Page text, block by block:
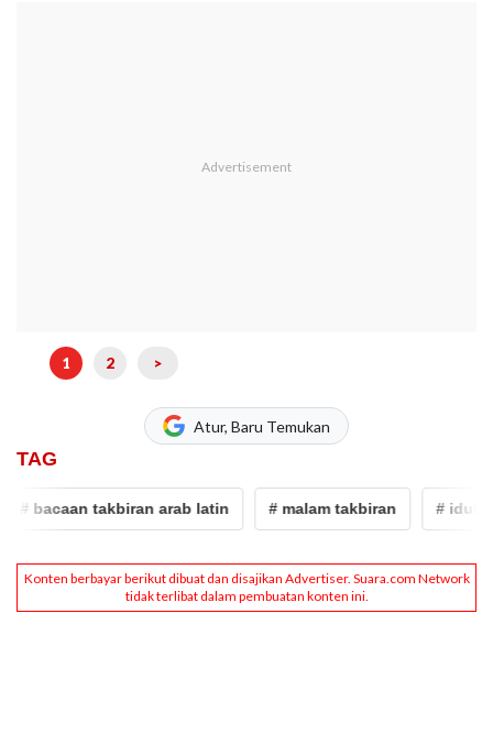
1 2 >
Atur, Baru Temukan
TAG
takbiran arab latin # malam takbiran # idul adha